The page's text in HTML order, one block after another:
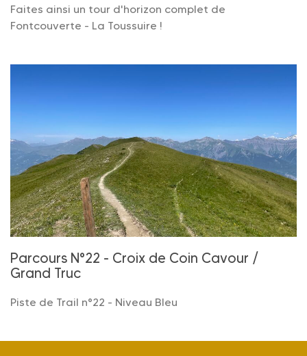
Faites ainsi un tour d'horizon complet de
Fontcouverte - La Toussuire !
Parcours N°22 - Croix de Coin Cavour /
Grand Truc
Piste de Trail n°22 - Niveau Bleu